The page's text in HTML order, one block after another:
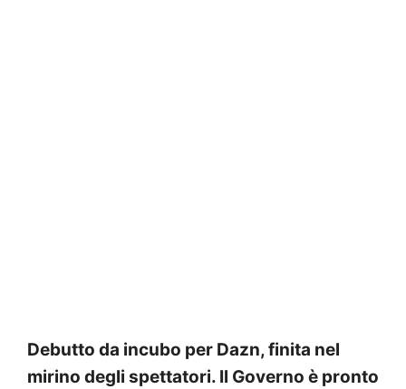
Debutto da incubo per Dazn, finita nel
mirino degli spettatori. Il Governo è pronto